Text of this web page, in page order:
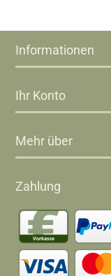
Informationen
Ihr Konto
Mehr über
Zahlung